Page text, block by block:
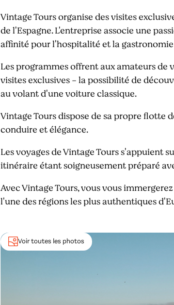
Vintage Tours organise des visites
de l'Espagne. L'entreprise associe une
affinité pour l'hospitalité et la
Les programmes offrent aux amateurs de
visites exclusives - la possibilité de
au volant d'une voiture classique.
Vintage Tours dispose de sa propre flotte
conduire et élégance.
Les voyages de Vintage Tours s'appuient
itinéraire étant soigneusement préparé
Avec Vintage Tours, vous vous
l'une des régions les plus authentiques
Voir toutes les photos